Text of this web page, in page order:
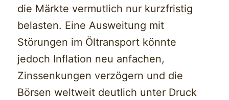
die Märkte vermutlich nur kurzfristig
belasten. Eine Ausweitung mit
Störungen im Öltransport könnte
jedoch Inflation neu anfachen,
Zinssenkungen verzögern und die
Börsen weltweit deutlich unter Druck